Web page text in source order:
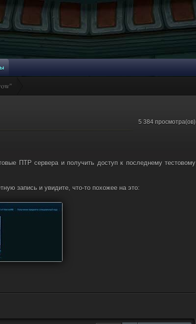
5 384 просмотра(ов)
ПТР сервера и получить доступ к последнему тестовому
запись и увидите, что-то похожее на это: